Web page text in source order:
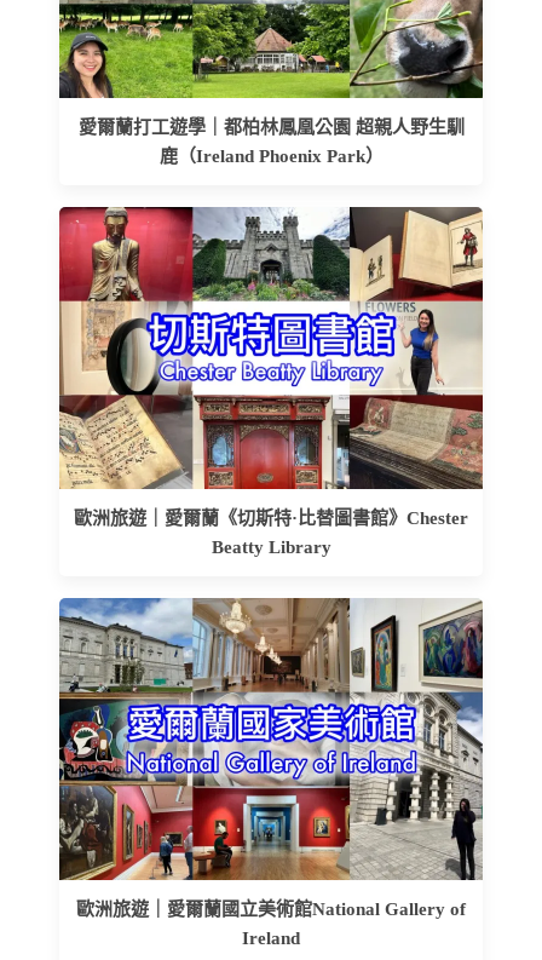
愛爾蘭打工遊學｜都柏林鳳凰公園 超親人野生馴
鹿（Ireland Phoenix Park）
歐洲旅遊｜愛爾蘭《切斯特·比替圖書館》Chester
Beatty Library
歐洲旅遊｜愛爾蘭國立美術館National Gallery of
Ireland